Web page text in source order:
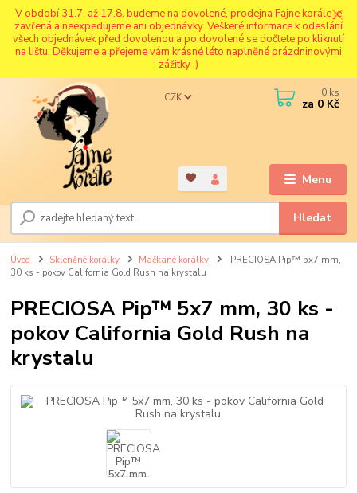
V období 31.7. až 17.8. budeme na dovolené, prodejna Fajne korále je
zavřená a neexpedujeme ani objednávky. Veškeré informace k odeslání
všech objednávek před dovolenou a po dovolené se dočtete po kliknutí
na lištu. Děkujeme a přejeme vám krásné léto naplněné prázdninovými
zážitky :)
Menu
CZK
Hledat
0 ks
za 0 Kč
Úvod Skleněné korálky Mačkané korálky
PRECIOSA Pip™ 5x7 mm,
30 ks - pokov California Gold Rush na krystalu
PRECIOSA Pip™ 5x7 mm, 30 ks -
pokov California Gold Rush na
krystalu